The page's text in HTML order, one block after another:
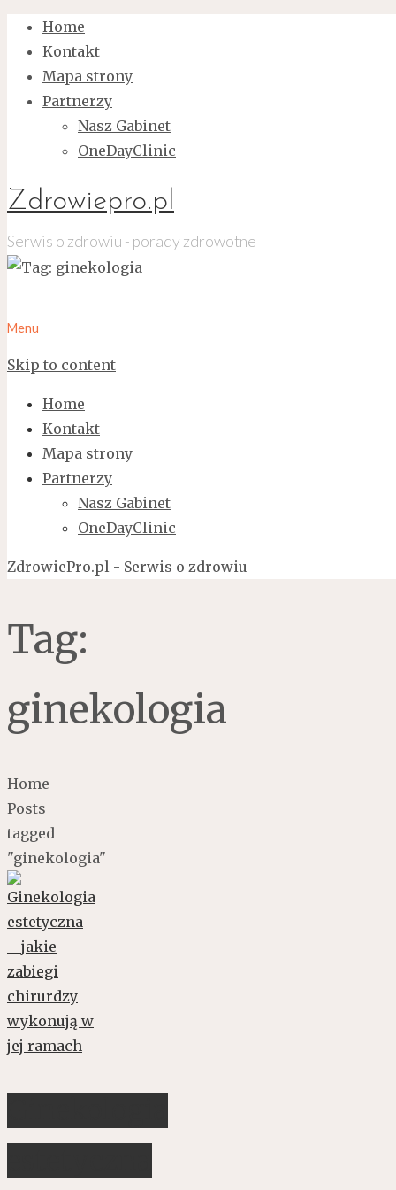
Home
Kontakt
Mapa strony
Partnerzy
Nasz Gabinet
OneDayClinic
Zdrowiepro.pl
Serwis o zdrowiu - porady zdrowotne
Menu
Skip to content
Home
Kontakt
Mapa strony
Partnerzy
Nasz Gabinet
OneDayClinic
ZdrowiePro.pl - Serwis o zdrowiu
Tag:
ginekologia
Home
Posts
tagged
"ginekologia"